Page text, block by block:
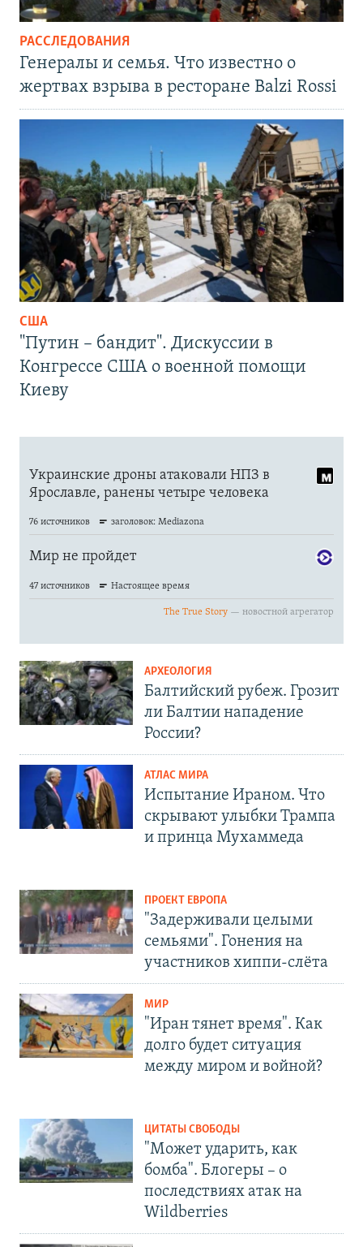
РАССЛЕДОВАНИЯ
Генералы и семья. Что известно о
жертвах взрыва в ресторане Balzi Rossi
США
"Путин – бандит". Дискуссии в
Конгрессе США о военной помощи
Киеву
АРХЕОЛОГИЯ
Балтийский рубеж. Грозит
ли Балтии нападение
России?
АТЛАС МИРА
Испытание Ираном. Что
скрывают улыбки Трампа
и принца Мухаммеда
ПРОЕКТ ЕВРОПА
"Задерживали целыми
семьями". Гонения на
участников хиппи-слёта
МИР
"Иран тянет время". Как
долго будет ситуация
между миром и войной?
ЦИТАТЫ СВОБОДЫ
"Может ударить, как
бомба". Блогеры – о
последствиях атак на
Wildberries